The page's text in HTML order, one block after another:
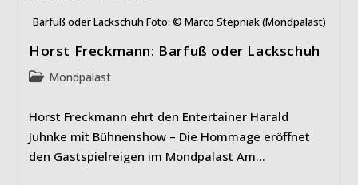
Barfuß oder Lackschuh Foto: © Marco Stepniak (Mondpalast)
Horst Freckmann: Barfuß oder Lackschuh
Beitrags-
Mondpalast
Horst Freckmann ehrt den Entertainer Harald
Juhnke mit Bühnenshow – Die Hommage eröffnet
den Gastspielreigen im Mondpalast Am…